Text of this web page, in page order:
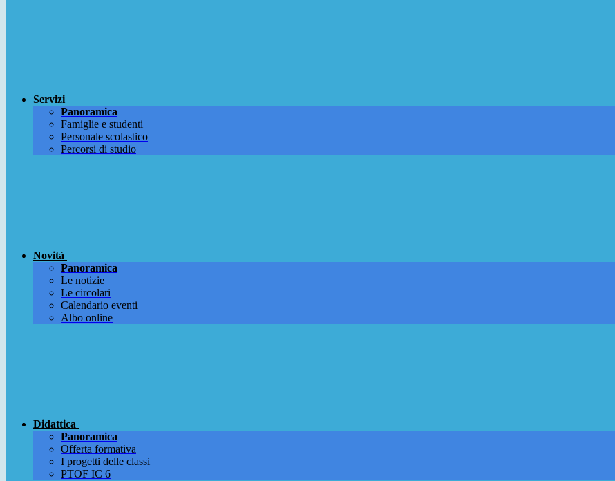
Servizi
Panoramica
Famiglie e studenti
Personale scolastico
Percorsi di studio
Novità
Panoramica
Le notizie
Le circolari
Calendario eventi
Albo online
Didattica
Panoramica
Offerta formativa
I progetti delle classi
PTOF IC 6